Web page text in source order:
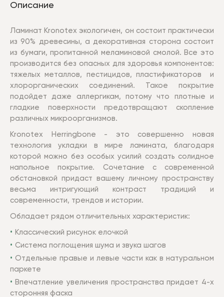
Описание
Ламинат Kronotex экологичен, он состоит практически
из 90% древесины, а декоративная сторона состоит
из бумаги, пропитанной меламиновой смолой. Все это
производится без опасных для здоровья компонентов:
тяжелых металлов, пестицидов, пластификаторов и
хлорорганических соединений. Такое покрытие
подойдет даже аллергикам, потому что плотные и
гладкие поверхности предотвращают скопление
различных микроорганизмов.
Kronotex Herringbone - это совершенно новая
технология укладки в мире ламината, благодаря
которой можно без особых усилий создать солидное
напольное покрытие. Сочетание с современной
обстановкой придаст вашему личному пространству
весьма интригующий контраст традиций и
современности, трендов и истории.
Обладает рядом отличительных характеристик:
Классический рисунок елочкой
Система поглощения шума и звука шагов
Отдельные правые и левые части как в натуральном
паркете
Впечатление увеличения пространства придает 4-х
сторонняя фаска